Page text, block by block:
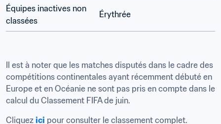
Équipes inactives non
classées
Érythrée
Il est à noter que les matches disputés dans le cadre des
compétitions continentales ayant récemment débuté en
Europe et en Océanie ne sont pas pris en compte dans le
calcul du Classement FIFA de juin.
Cliquez ici pour consulter le classement complet.